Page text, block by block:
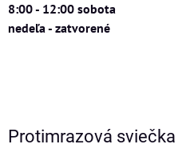
8:00 - 12:00 sobota
nedeľa - zatvorené
Protimrazová sviečka